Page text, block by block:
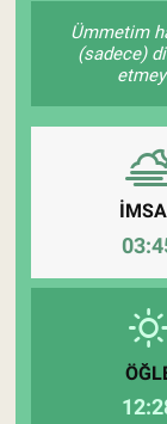
Ümmetim
(sadece)
Et fiyatları
Tarım
Yetiştirici
Dünyada
Üretici
Şeker ve